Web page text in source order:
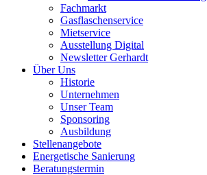
Fachmarkt
Gasflaschenservice
Mietservice
Ausstellung Digital
Newsletter Gerhardt
Über Uns
Historie
Unternehmen
Unser Team
Sponsoring
Ausbildung
Stellenangebote
Energetische Sanierung
Beratungstermin